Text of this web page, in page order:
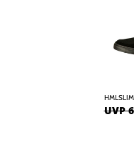
UVP